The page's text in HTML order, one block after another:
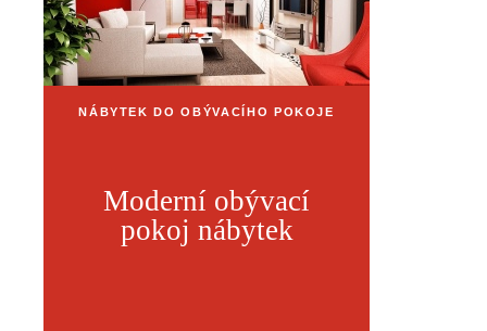
NÁBYTEK DO OBÝVACÍHO POKOJE
Moderní obývací
pokoj nábytek